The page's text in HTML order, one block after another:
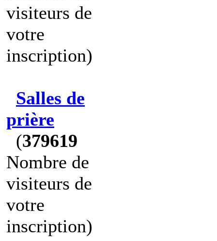
visiteurs de
votre
inscription)
Salles de
prière
(379619
Nombre de
visiteurs de
votre
inscription)